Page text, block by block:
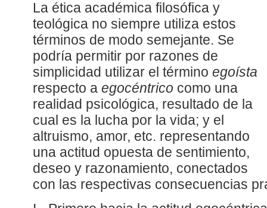
La ética académica filosófica y
teológica no siempre utiliza estos
términos de modo semejante. Se
podría permitir por razones de
simplicidad utilizar el término egoísta
respecto a egocéntrico como una
realidad psicológica, resultado de la
cual es la lucha por la vida; y el
altruismo, amor, etc. representando
una actitud opuesta de sentimiento,
deseo y razonamiento, conectados
con las respectivas consecuencias